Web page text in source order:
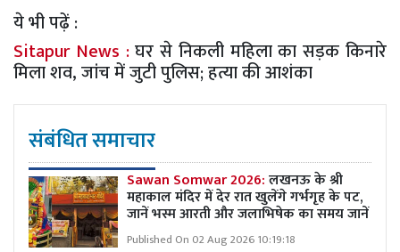
ये भी पढ़ें :
Sitapur News :घर से निकली महिला का सड़क किनारे
मिला शव, जांच में जुटी पुलिस; हत्या की आशंका
संबंधित समाचार
Sawan Somwar 2026:लखनऊ के श्री
महाकाल मंदिर में देर रात खुलेंगे गर्भगृह के पट,
जानें भस्म आरती और जलाभिषेक का समय जानें
Published On 02 Aug 2026 10:19:18